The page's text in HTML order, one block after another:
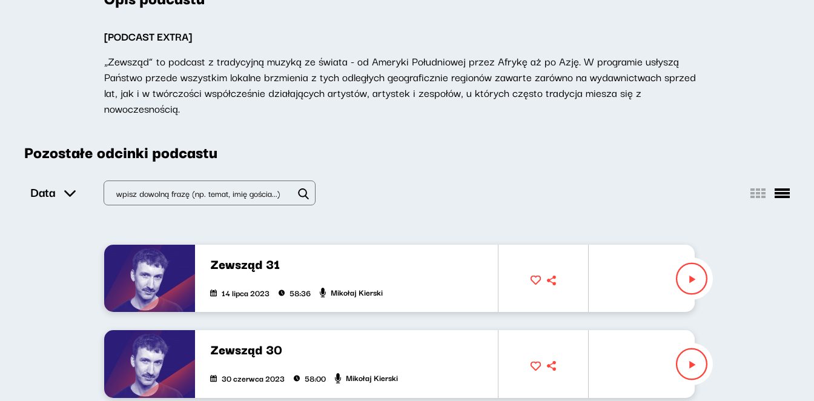
[PODCAST EXTRA]
„Zewsząd” to podcast z tradycyjną muzyką ze świata - od Ameryki Południowej przez Afrykę aż po Azję. W programie usłyszą
Państwo przede wszystkim lokalne brzmienia z tych odległych geograficznie regionów zawarte zarówno na wydawnictwach sprzed
lat, jak i w twórczości współcześnie działających artystów, artystek i zespołów, u których często tradycja miesza się z
nowoczesnością.
Pozostałe odcinki podcastu
Data
Zewsząd 31
14 lipca 2023 58:36 Mikołaj Kierski
Zewsząd 30
30 czerwca 2023 58:00 Mikołaj Kierski